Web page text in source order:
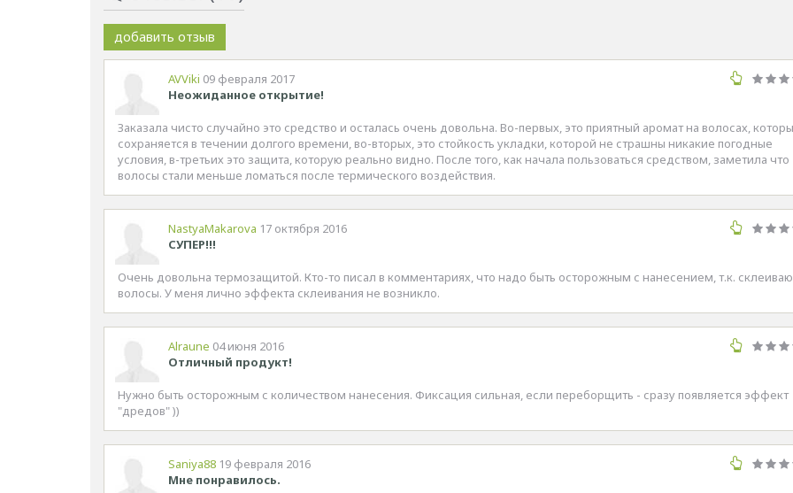
добавить отзыв
AVViki 09 февраля 2017
Неожиданное открытие!
Заказала чисто случайно это средство и осталась очень довольна. Во-первых, это приятный аромат на волосах,
сохраняется в течении долгого времени, во-вторых, это стойкость укладки, которой не страшны никакие погодные
условия, в-третьих это защита, которую реально видно. После того, как начала пользоваться средством, заметила что
волосы стали меньше ломаться после термического воздействия.
NastyaMakarova 17 октября 2016
СУПЕР!!!
Очень довольна термозащитой. Кто-то писал в комментариях, что надо быть осторожным с нанесением, т.к.
волосы. У меня лично эффекта склеивания не возникло.
Alraune 04 июня 2016
Отличный продукт!
Нужно быть осторожным с количеством нанесения. Фиксация сильная, если переборщить - сразу появляется эффект
"дредов" ))
Saniya88 19 февраля 2016
Мне понравилось.